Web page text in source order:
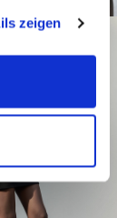
zeigen